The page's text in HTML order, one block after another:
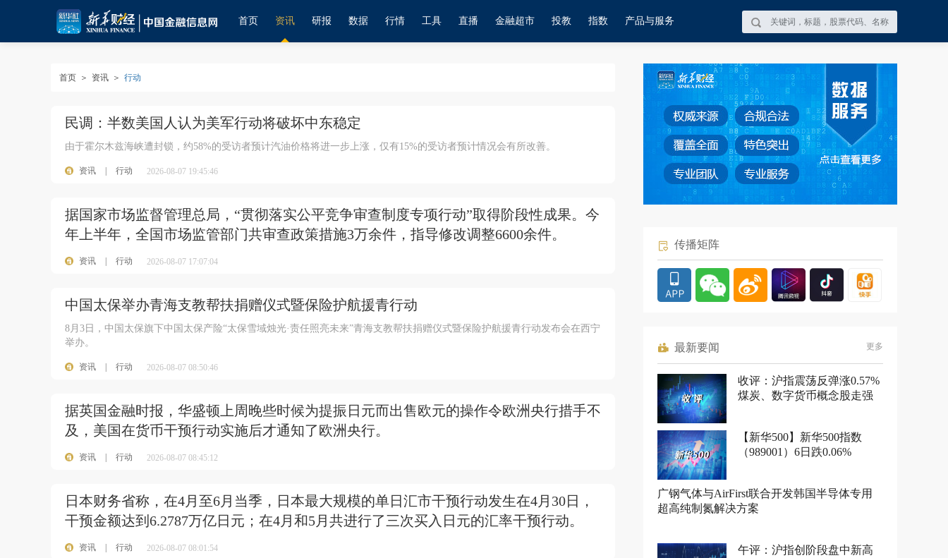
首页 资讯 研报 数据 行情 工具 直播 金融超市 投教 指数 产品与服务
首页 ＞ 资讯 ＞ 行动
民调：半数美国人认为美军行动将破坏中东稳定
由于霍尔木兹海峡遭封锁，约58%的受访者预计汽油价格将进一步上涨，仅有15%的受访者预计情况会有所改善。
资讯 行动 2026-08-07 19:45:46
据国家市场监督管理总局，“贯彻落实公平竞争审查制度专项行动”取得阶段性成果。今
年上半年，全国市场监管部门共审查政策措施3万余件，指导修改调整6600余件。
资讯 行动 2026-08-07 17:07:04
中国太保举办青海支教帮扶捐赠仪式暨保险护航援青行动
8月3日，中国太保旗下中国太保产险“太保雪域烛光·责任照亮未来”青海支教帮扶捐赠仪式暨保险护航援青行动发布会在西宁
举办。
资讯 行动 2026-08-07 08:50:46
据英国金融时报，华盛顿上周晚些时候为提振日元而出售欧元的操作令欧洲央行措手不
及，美国在货币干预行动实施后才通知了欧洲央行。
资讯 行动 2026-08-07 08:45:12
日本财务省称，在4月至6月当季，日本最大规模的单日汇市干预行动发生在4月30日，
干预金额达到6.2787万亿日元；在4月和5月共进行了三次买入日元的汇率干预行动。
资讯 行动 2026-08-07 08:01:54
传播矩阵
最新要闻 更多
收评：沪指震荡反弹涨0.57%
煤炭、数字货币概念股走强
【新华500】新华500指数
（989001）6日跌0.06%
广钢气体与AirFirst联合开发韩国半导体专用
超高纯制氮解决方案
午评：沪指创阶段盘中新高